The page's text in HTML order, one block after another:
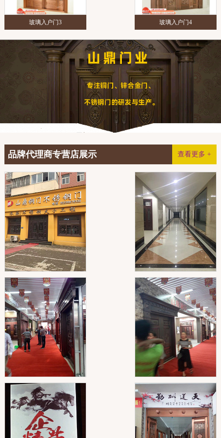
玻璃入户门3 玻璃入户门4
查看更多 +
品牌代理商专营店展示